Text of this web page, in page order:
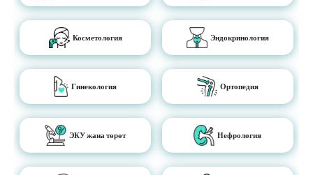
Косметология Эндокринология
Гинекология Ортопедия
ЭКУ жана төрөт Нефрология